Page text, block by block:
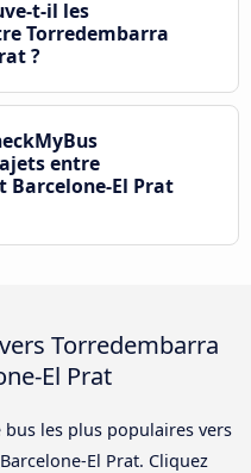
t-il les
Torredembarra
?
entre
Barcelone-El Prat
Torredembarra
El Prat
les plus populaires vers
El Prat. Cliquez